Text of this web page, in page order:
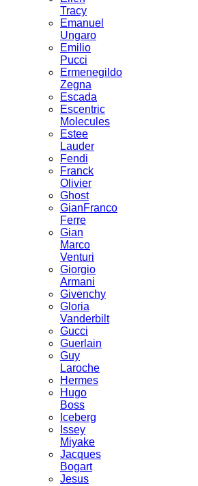
Tracy
Emanuel
Ungaro
Emilio
Pucci
Ermenegildo
Zegna
Escada
Escentric
Molecules
Estee
Lauder
Fendi
Franck
Olivier
Ghost
GianFranco
Ferre
Gian
Marco
Venturi
Giorgio
Armani
Givenchy
Gloria
Vanderbilt
Gucci
Guerlain
Guy
Laroche
Hermes
Hugo
Boss
Iceberg
Issey
Miyake
Jacques
Bogart
Jesus